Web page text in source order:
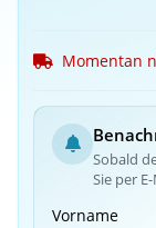
Momentan
Sobald
Sie per
Vorname